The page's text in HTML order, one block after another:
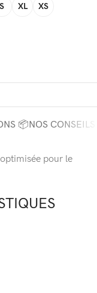
S XL XS
📦NOS
pour le